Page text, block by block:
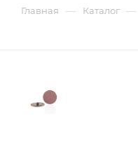
Главная — Каталог —